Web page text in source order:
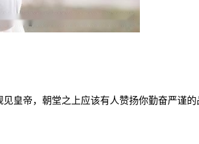
帝，朝堂之上应该有人赞扬你勤奋严谨的